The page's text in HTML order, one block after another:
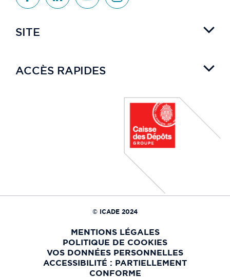
SITE
ACCÈS RAPIDES
© ICADE 2024
MENTIONS LÉGALES
POLITIQUE DE COOKIES
VOS DONNÉES PERSONNELLES
ACCESSIBILITÉ : PARTIELLEMENT
CONFORME